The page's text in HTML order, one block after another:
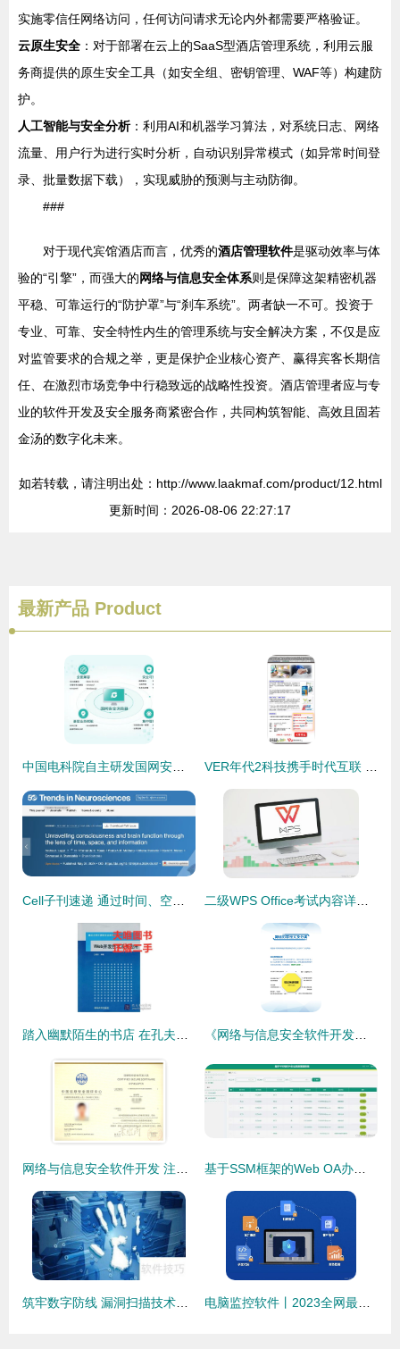
实施零信任网络访问，任何访问请求无论内外都需要严格验证。
云原生安全 ：对于部署在云上的SaaS型酒店管理系统，利用云服
务商提供的原生安全工具（如安全组、密钥管理、WAF等）构建防
护。
人工智能与安全分析：利用AI和机器学习算法，对系统日志、网络
流量、用户行为进行实时分析，自动识别异常模式（如异常时间登
录、批量数据下载），实现威胁的预测与主动防御。
###
对于现代宾馆酒店而言，优秀的酒店管理软件是驱动效率与体
验的“引擎”，而强大的网络与信息安全体系则是保障这架精密机器
平稳、可靠运行的“防护罩”与“刹车系统”。两者缺一不可。投资于
专业、可靠、安全特性内生的管理系统与安全解决方案，不仅是应
对监管要求的合规之举，更是保护企业核心资产、赢得宾客长期信
任、在激烈市场竞争中行稳致远的战略性投资。酒店管理者应与专
业的软件开发及安全服务商紧密合作，共同构筑智能、高效且固若
金汤的数字化未来。
如若转载，请注明出处：http://www.laakmaf.com/product/12.html
更新时间：2026-08-06 22:27:17
最新产品 Product